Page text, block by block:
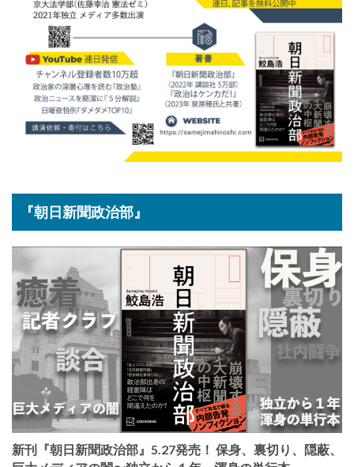
『朝日新聞政治部』
新刊『朝日新聞政治部』5.27発売！ 保身、裏切り、隠蔽、